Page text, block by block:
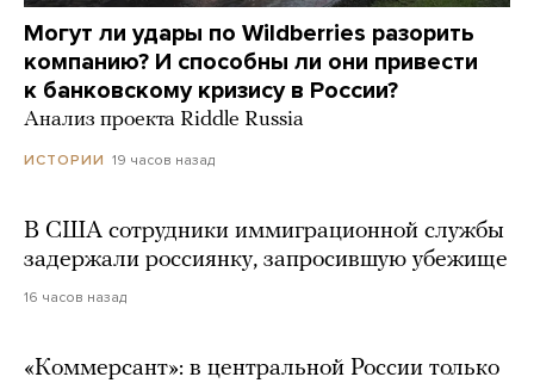
Могут ли удары по Wildberries разорить
компанию? И способны ли они привести
к банковскому кризису в России?
Анализ проекта Riddle Russia
ИСТОРИИ 19 часов назад
В США сотрудники иммиграционной службы
задержали россиянку, запросившую убежище
16 часов назад
«Коммерсант»: в центральной России только